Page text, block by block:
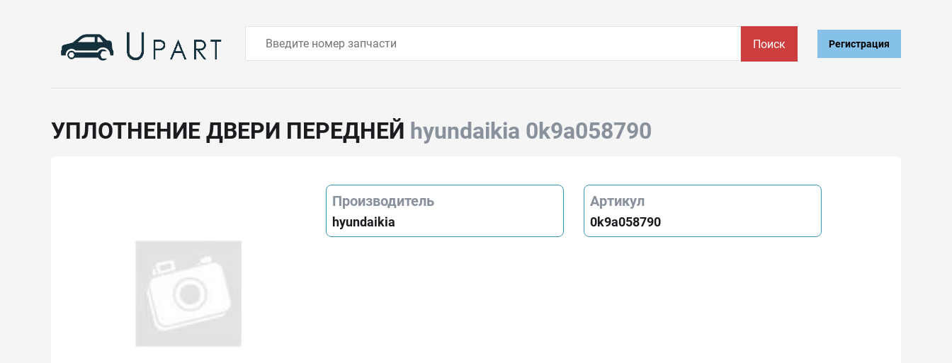
Поиск Регистрация
УПЛОТНЕНИЕ ДВЕРИ ПЕРЕДНЕЙ hyundaikia 0k9a058790
Производитель
hyundaikia
Артикул
0k9a058790